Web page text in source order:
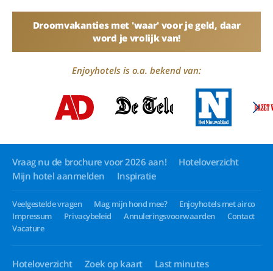
Droomvakanties met 'waar' voor je geld, daar
word je vrolijk van!
Enjoyhotels is o.a. bekend van:
Vraag nu de brochure voor 2026 aan!
Hoteloverzicht
Mijn hotel aanmelden
Inspiratie
Veelgestelde vragen Mag mijn hond mee?
Enjoyhotels met airco
Impressum
Privacybeleid Annuleringsvoorwaarden
Contact
Vacature
Hoteloverzicht Zoek op kaart
Last minutes